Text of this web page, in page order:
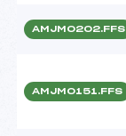
AMJM0202.FFS
AMJM0151.FFS